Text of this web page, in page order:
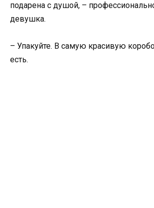
подарена с душой, –
девушка.
– Упакуйте. В самую красивую
есть.